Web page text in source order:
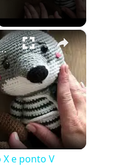
×
- ponto X e ponto V
X e ponto V